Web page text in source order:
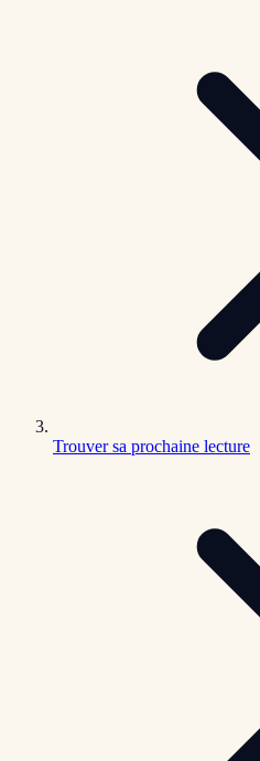
Trouver sa prochaine lecture